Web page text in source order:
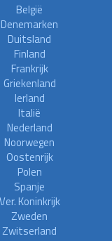
België
Denemarken
Duitsland
Finland
Frankrijk
Griekenland
Ierland
Italië
Nederland
Noorwegen
Oostenrijk
Polen
Spanje
Ver. Koninkrijk
Zweden
Zwitserland